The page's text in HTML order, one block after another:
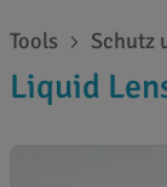
Tools Schutz
Liquid